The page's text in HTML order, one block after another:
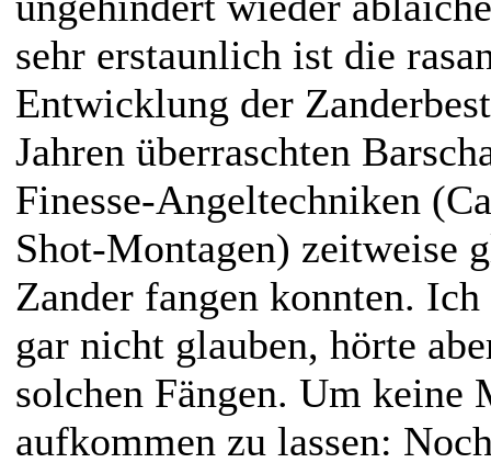
sehr erstaunlich ist die
Entwicklung der
Jahren überraschten
Finesse-Angeltechniken
Shot-Montagen) zeitweise
Zander fangen konnten.
gar nicht glauben, hörte
solchen Fängen. Um keine
aufkommen zu lassen: